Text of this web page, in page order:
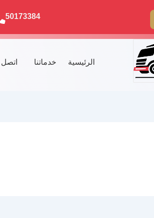
50173384
الرئيسية خدماتنا اتصل